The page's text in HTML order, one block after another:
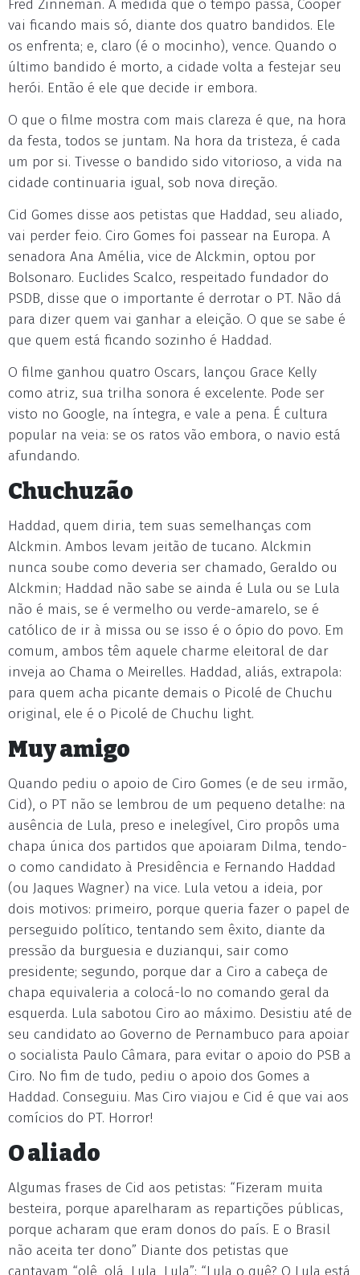
Fred Zinneman. À medida que o tempo passa, Cooper
vai ficando mais só, diante dos quatro bandidos. Ele
os enfrenta; e, claro (é o mocinho), vence. Quando o
último bandido é morto, a cidade volta a festejar seu
herói. Então é ele que decide ir embora.
O que o filme mostra com mais clareza é que, na hora
da festa, todos se juntam. Na hora da tristeza, é cada
um por si. Tivesse o bandido sido vitorioso, a vida na
cidade continuaria igual, sob nova direção.
Cid Gomes disse aos petistas que Haddad, seu aliado,
vai perder feio. Ciro Gomes foi passear na Europa. A
senadora Ana Amélia, vice de Alckmin, optou por
Bolsonaro. Euclides Scalco, respeitado fundador do
PSDB, disse que o importante é derrotar o PT. Não dá
para dizer quem vai ganhar a eleição. O que se sabe é
que quem está ficando sozinho é Haddad.
O filme ganhou quatro Oscars, lançou Grace Kelly
como atriz, sua trilha sonora é excelente. Pode ser
visto no Google, na íntegra, e vale a pena. É cultura
popular na veia: se os ratos vão embora, o navio está
afundando.
Chuchuzão
Haddad, quem diria, tem suas semelhanças com
Alckmin. Ambos levam jeitão de tucano. Alckmin
nunca soube como deveria ser chamado, Geraldo ou
Alckmin; Haddad não sabe se ainda é Lula ou se Lula
não é mais, se é vermelho ou verde-amarelo, se é
católico de ir à missa ou se isso é o ópio do povo. Em
comum, ambos têm aquele charme eleitoral de dar
inveja ao Chama o Meirelles. Haddad, aliás, extrapola:
para quem acha picante demais o Picolé de Chuchu
original, ele é o Picolé de Chuchu light.
Muy amigo
Quando pediu o apoio de Ciro Gomes (e de seu irmão,
Cid), o PT não se lembrou de um pequeno detalhe: na
ausência de Lula, preso e inelegível, Ciro propôs uma
chapa única dos partidos que apoiaram Dilma, tendo-
o como candidato à Presidência e Fernando Haddad
(ou Jaques Wagner) na vice. Lula vetou a ideia, por
dois motivos: primeiro, porque queria fazer o papel de
perseguido político, tentando sem êxito, diante da
pressão da burguesia e duzianqui, sair como
presidente; segundo, porque dar a Ciro a cabeça de
chapa equivaleria a colocá-lo no comando geral da
esquerda. Lula sabotou Ciro ao máximo. Desistiu até de
seu candidato ao Governo de Pernambuco para apoiar
o socialista Paulo Câmara, para evitar o apoio do PSB a
Ciro. No fim de tudo, pediu o apoio dos Gomes a
Haddad. Conseguiu. Mas Ciro viajou e Cid é que vai aos
comícios do PT. Horror!
O aliado
Algumas frases de Cid aos petistas: “Fizeram muita
besteira, porque aparelharam as repartições públicas,
porque acharam que eram donos do país. E o Brasil
não aceita ter dono” Diante dos petistas que
cantavam “olê, olá, Lula, Lula”: “Lula o quê? O Lula está